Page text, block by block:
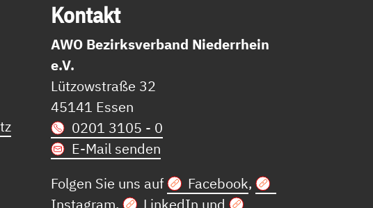
Kon­takt
AWO Bezirksverband Niederrhein
e.V.
Lützowstraße 32
45141 Essen
0201 3105 - 0
E-Mail senden
Folgen Sie uns auf
Facebook,
Instagram, LinkedIn und